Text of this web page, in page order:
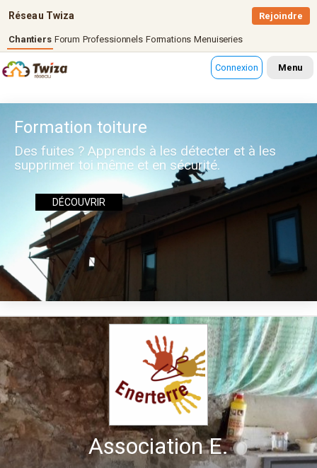
Réseau Twiza
Chantiers Forum Professionnels Formations Menuiseries
Rejoindre
Connexion Menu
Formation toiture
Des fuites ? Apprends à les détecter et à les
supprimer toi même et en sécurité.
DÉCOUVRIR
Association E.